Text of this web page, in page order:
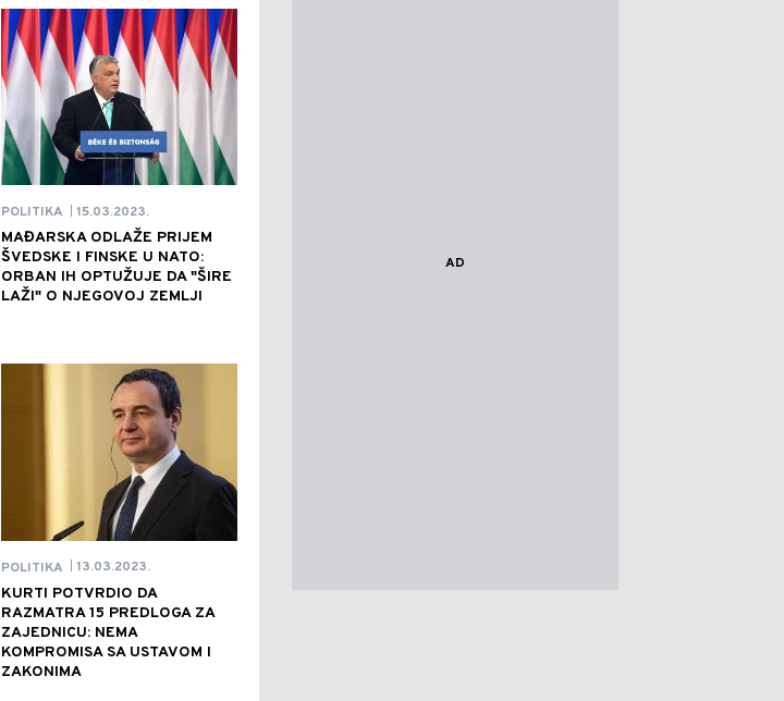
POLITIKA 15.03.2023.
MAĐARSKA ODLAŽE PRIJEM
ŠVEDSKE I FINSKE U NATO:
ORBAN IH OPTUŽUJE DA "ŠIRE
LAŽI" O NJEGOVOJ ZEMLJI
POLITIKA 13.03.2023.
KURTI POTVRDIO DA
RAZMATRA 15 PREDLOGA ZA
ZAJEDNICU: NEMA
KOMPROMISA SA USTAVOM I
ZAKONIMA